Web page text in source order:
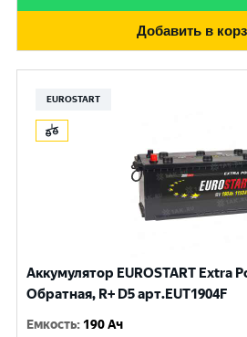
Добавить в
EUROSTART
Аккумулятор EUROSTART Extra
Обратная, R+ D5 арт.EUT1904F
Емкость: 190 Ач